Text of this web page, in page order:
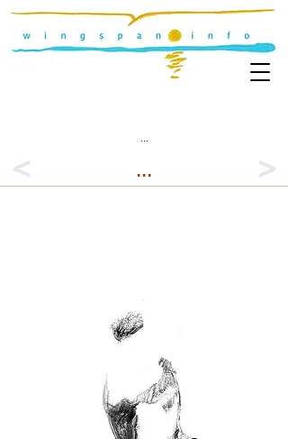
...
< ... >